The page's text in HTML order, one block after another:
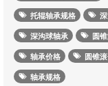
托辊轴承规格
深沟球轴承 圆
轴承价格 圆锥
轴承规格